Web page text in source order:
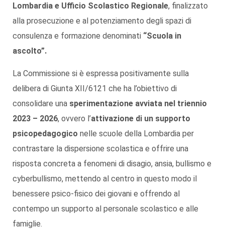
Lombardia e Ufficio Scolastico Regionale, finalizzato
alla prosecuzione e al potenziamento degli spazi di
consulenza e formazione denominati “Scuola in
ascolto”.
La Commissione si è espressa positivamente sulla
delibera di Giunta XII/6121 che ha l’obiettivo di
consolidare una sperimentazione avviata nel triennio
2023 – 2026, ovvero l’attivazione di un supporto
psicopedagogico nelle scuole della Lombardia per
contrastare la dispersione scolastica e offrire una
risposta concreta a fenomeni di disagio, ansia, bullismo e
cyberbullismo, mettendo al centro in questo modo il
benessere psico‑fisico dei giovani e offrendo al
contempo un supporto al personale scolastico e alle
famiglie.